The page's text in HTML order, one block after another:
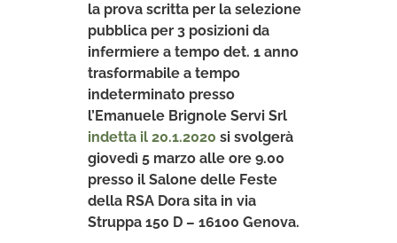
la prova scritta per la selezione
pubblica per 3 posizioni da
infermiere a tempo det. 1 anno
trasformabile a tempo
indeterminato presso
l’Emanuele Brignole Servi Srl
indetta il 20.1.2020 si svolgerà
giovedì 5 marzo alle ore 9.00
presso il Salone delle Feste
della RSA Dora sita in via
Struppa 150 D – 16100 Genova.